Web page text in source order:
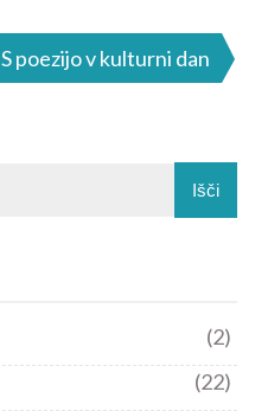
S poezijo v kulturni dan
(2)
(22)